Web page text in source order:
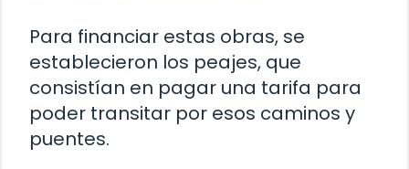
Para financiar estas obras, se
establecieron los peajes, que
consistían en pagar una tarifa para
poder transitar por esos caminos y
puentes.